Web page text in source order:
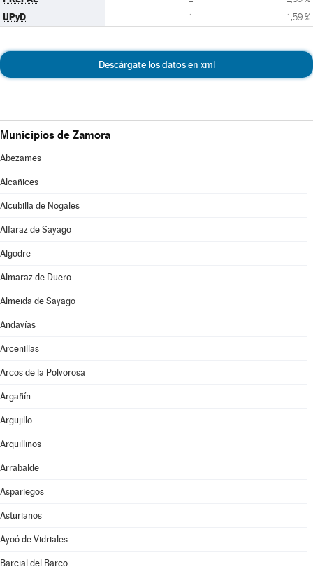
UPyD 1 1,59 %
Descárgate los datos en xml
Municipios de Zamora
Abezames
Alcañices
Alcubilla de Nogales
Alfaraz de Sayago
Algodre
Almaraz de Duero
Almeida de Sayago
Andavías
Arcenillas
Arcos de la Polvorosa
Argañín
Argujillo
Arquillinos
Arrabalde
Aspariegos
Asturianos
Ayoó de Vidriales
Barcial del Barco